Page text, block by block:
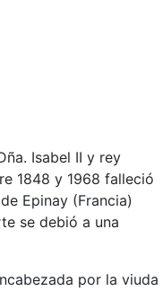
Isabel II y rey
1848 y 1968 falleció
Epinay (Francia)
se debió a una
por la viuda